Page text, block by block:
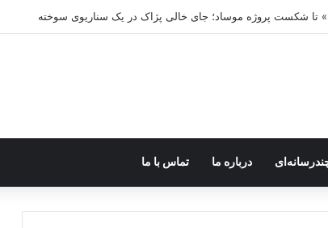
تا شکست پروژه موساد؛ جای خالی پژاک در یک سناریوی سوخته
درباره ما تماس با ما